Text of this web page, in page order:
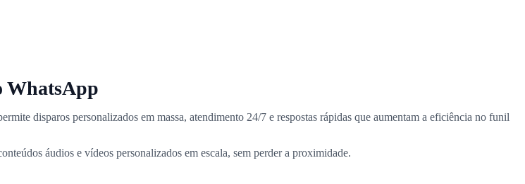
WhatsApp
disparos personalizados em massa, atendimento 24/7 e respostas rápidas que aumentam a eficiência no funil
áudios e vídeos personalizados em escala, sem perder a proximidade.